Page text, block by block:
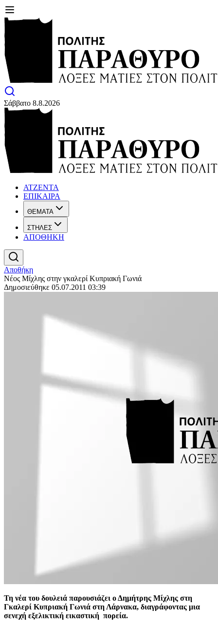
Σάββατο 8.8.2026
ΑΤΖΕΝΤΑ
ΕΠΙΚΑΙΡΑ
ΘΕΜΑΤΑ
ΣΤΗΛΕΣ
ΑΠΟΘΗΚΗ
Αποθήκη
Νέος Μίχλης στην γκαλερί Κυπριακή Γωνιά
Δημοσιεύθηκε 05.07.2011 03:39
Τη νέα του δουλειά παρουσιάζει ο Δημήτρης Μίχλης στη
Γκαλερί Κυπριακή Γωνιά στη Λάρνακα, διαγράφοντας μια
σενεχή εξελικτική εικαστική πορεία.